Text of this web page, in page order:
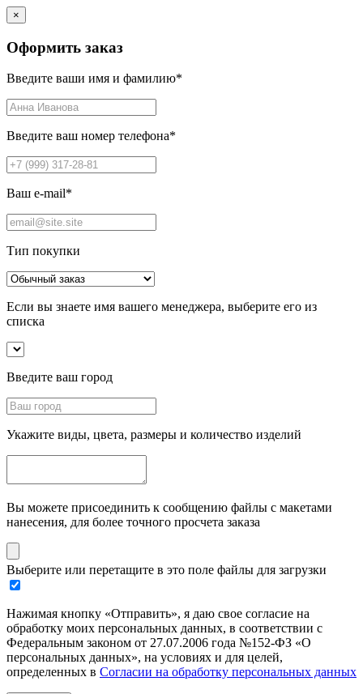
×
Оформить заказ
Введите ваши имя и фамилию*
Введите ваш номер телефона*
Ваш e-mail*
Тип покупки
Если вы знаете имя вашего менеджера, выберите его из
списка
Введите ваш город
Укажите виды, цвета, размеры и количество изделий
Вы можете присоединить к сообщению файлы с макетами
нанесения, для более точного просчета заказа
Выберите или перетащите в это поле файлы для загрузки
Нажимая кнопку «Отправить», я даю свое согласие на
обработку моих персональных данных, в соответствии с
Федеральным законом от 27.07.2006 года №152-ФЗ «О
персональных данных», на условиях и для целей,
определенных в Согласии на обработку персональных данных